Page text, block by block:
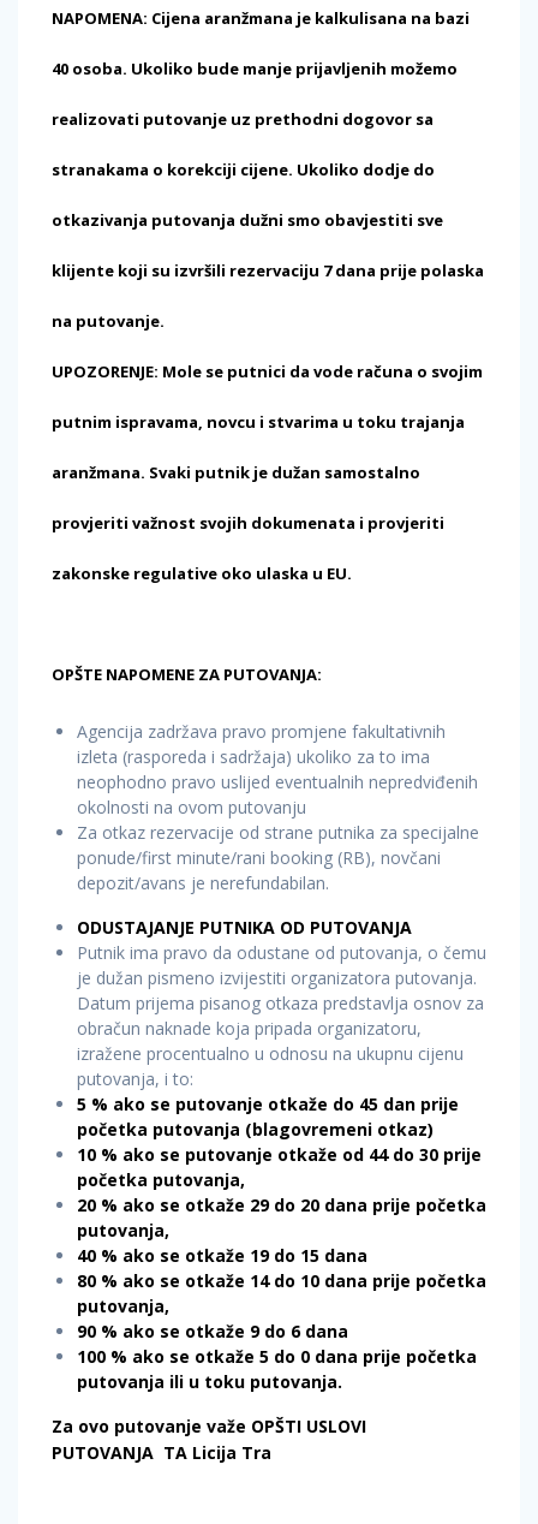
NAPOMENA: Cijena aranžmana je kalkulisana na bazi
40 osoba. Ukoliko bude manje prijavljenih možemo
realizovati putovanje uz prethodni dogovor sa
stranakama o korekciji cijene. Ukoliko dodje do
otkazivanja putovanja dužni smo obavjestiti sve
klijente koji su izvršili rezervaciju 7 dana prije polaska
na putovanje.
UPOZORENJE: Mole se putnici da vode računa o svojim
putnim ispravama, novcu i stvarima u toku trajanja
aranžmana. Svaki putnik je dužan samostalno
provjeriti važnost svojih dokumenata i provjeriti
zakonske regulative oko ulaska u EU.
OPŠTE NAPOMENE ZA PUTOVANJA:
Agencija zadržava pravo promjene fakultativnih
izleta (rasporeda i sadržaja) ukoliko za to ima
neophodno pravo uslijed eventualnih nepredviđenih
okolnosti na ovom putovanju
Za otkaz rezervacije od strane putnika za specijalne
ponude/first minute/rani booking (RB), novčani
depozit/avans je nerefundabilan.
ODUSTAJANJE PUTNIKA OD PUTOVANJA
Putnik ima pravo da odustane od putovanja, o čemu
je dužan pismeno izvijestiti organizatora putovanja.
Datum prijema pisanog otkaza predstavlja osnov za
obračun naknade koja pripada organizatoru,
izražene procentualno u odnosu na ukupnu cijenu
putovanja, i to:
5 % ako se putovanje otkaže do 45 dan prije
početka putovanja (blagovremeni otkaz)
10 % ako se putovanje otkaže od 44 do 30 prije
početka putovanja,
20 % ako se otkaže 29 do 20 dana prije početka
putovanja,
40 % ako se otkaže 19 do 15 dana
80 % ako se otkaže 14 do 10 dana prije početka
putovanja,
90 % ako se otkaže 9 do 6 dana
100 % ako se otkaže 5 do 0 dana prije početka
putovanja ili u toku putovanja.
Za ovo putovanje važe OPŠTI USLOVI
PUTOVANJA TA Licija Tra